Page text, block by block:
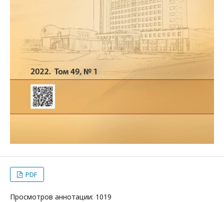
PDF
Просмотров аннотации: 1019